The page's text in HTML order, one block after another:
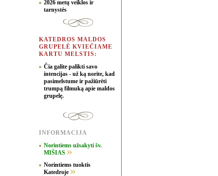
2026 metų veiklos ir
tarnystės
KATEDROS MALDOS
GRUPELĖ KVIEČIAME
KARTU MELSTIS:
Čia galite palikti savo
intencijas - už ką norite, kad
pasimelstume ir pažiūrėti
trumpą filmuką apie maldos
grupelę.
INFORMACIJA
Norintiems užsakyti šv.
MIŠIAS
Norintiems tuoktis
Katedroje